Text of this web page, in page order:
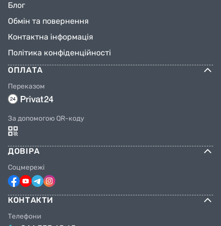
Блог
Обмін та повернення
Контактна інформація
Політика конфіденційності
ОПЛАТА
Переказом
За допомогою QR-коду
ДОВІРА
Соцмережі
КОНТАКТИ
Телефони